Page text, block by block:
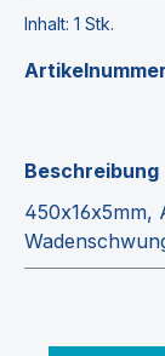
Inhalt: 1 Stk.
Beschreibung
450x16x5mm,